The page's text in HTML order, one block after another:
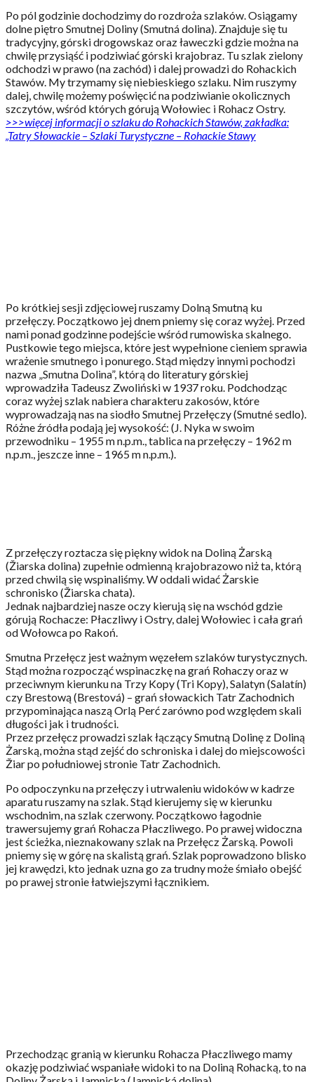
Po pól godzinie dochodzimy do rozdroża szlaków. Osiągamy
dolne piętro Smutnej Doliny (Smutná dolina). Znajduje się tu
tradycyjny, górski drogowskaz oraz ławeczki gdzie można na
chwilę przysiąść i podziwiać górski krajobraz. Tu szlak zielony
odchodzi w prawo (na zachód) i dalej prowadzi do Rohackich
Stawów. My trzymamy się niebieskiego szlaku. Nim ruszymy
dalej, chwilę możemy poświęcić na podziwianie okolicznych
szczytów, wśród których górują Wołowiec i Rohacz Ostry.
>>>więcej informacji o szlaku do Rohackich Stawów, zakładka:
„Tatry Słowackie – Szlaki Turystyczne – Rohackie Stawy
Po krótkiej sesji zdjęciowej ruszamy Dolną Smutną ku
przełęczy. Początkowo jej dnem pniemy się coraz wyżej. Przed
nami ponad godzinne podejście wśród rumowiska skalnego.
Pustkowie tego miejsca, które jest wypełnione cieniem sprawia
wrażenie smutnego i ponurego. Stąd między innymi pochodzi
nazwa „Smutna Dolina”, którą do literatury górskiej
wprowadziła Tadeusz Zwoliński w 1937 roku. Podchodząc
coraz wyżej szlak nabiera charakteru zakosów, które
wyprowadzają nas na siodło Smutnej Przełęczy (Smutné sedlo).
Różne źródła podają jej wysokość: (J. Nyka w swoim
przewodniku – 1955 m n.p.m., tablica na przełęczy – 1962 m
n.p.m., jeszcze inne – 1965 m n.p.m.).
Z przełęczy roztacza się piękny widok na Doliną Żarską
(Žiarska dolina) zupełnie odmienną krajobrazowo niż ta, którą
przed chwilą się wspinaliśmy. W oddali widać Żarskie
schronisko (Žiarska chata).
Jednak najbardziej nasze oczy kierują się na wschód gdzie
górują Rochacze: Płaczliwy i Ostry, dalej Wołowiec i cała grań
od Wołowca po Rakoń.
Smutna Przełęcz jest ważnym węzełem szlaków turystycznych.
Stąd można rozpocząć wspinaczkę na grań Rohaczy oraz w
przeciwnym kierunku na Trzy Kopy (Tri Kopy), Salatyn (Salatín)
czy Brestową (Brestová) – grań słowackich Tatr Zachodnich
przypominająca naszą Orlą Perć zarówno pod względem skali
długości jak i trudności.
Przez przełęcz prowadzi szlak łączący Smutną Dolinę z Doliną
Żarską, można stąd zejść do schroniska i dalej do miejscowości
Žiar po południowej stronie Tatr Zachodnich.
Po odpoczynku na przełęczy i utrwaleniu widoków w kadrze
aparatu ruszamy na szlak. Stąd kierujemy się w kierunku
wschodnim, na szlak czerwony. Początkowo łagodnie
trawersujemy grań Rohacza Płaczliwego. Po prawej widoczna
jest ścieżka, nieznakowany szlak na Przełęcz Żarską. Powoli
pniemy się w górę na skalistą grań. Szlak poprowadzono blisko
jej krawędzi, kto jednak uzna go za trudny może śmiało obejść
po prawej stronie łatwiejszymi łącznikiem.
Przechodząc granią w kierunku Rohacza Płaczliwego mamy
okazję podziwiać wspaniałe widoki to na Doliną Rohacką, to na